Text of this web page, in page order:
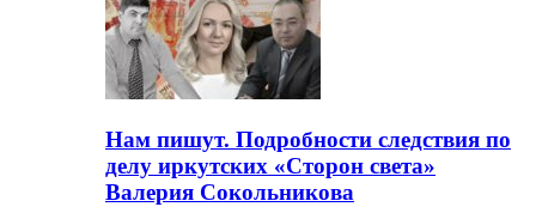
Нам пишут. Подробности следствия по
делу иркутских «Сторон света»
Валерия Сокольникова